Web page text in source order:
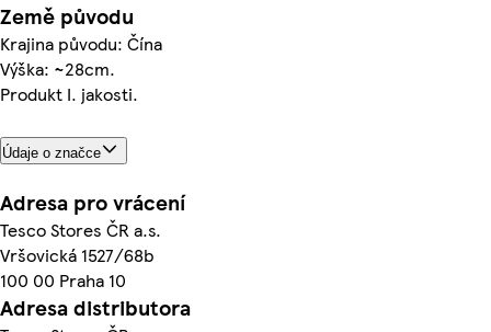
Země původu
Krajina původu: Čína
Výška: ~28cm.
Produkt I. jakosti.
Údaje o značce
Adresa pro vrácení
Tesco Stores ČR a.s.
Vršovická 1527/68b
100 00 Praha 10
Adresa distributora